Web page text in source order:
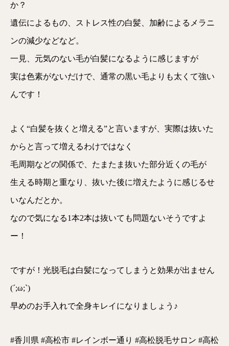
か？
遺伝によるもの、ストレス性の白髪、加齢によるメラニ
ンの減少などなど。
一見、元気のない毛が白髪になるように感じますが
実は色素がないだけで、通常の黒い毛よりも太くて強い
んです！
よく“白髪を抜くと増える”と言いますが、実際は抜いた
からと言って増えるわけではなく
毛周期などの関係で、たまたま抜いた部分近くの毛が
生える時期と重なり、抜いた後に増えたように感じるせ
いなんだとか。
なので気になる1本2本は抜いても問題ないそうですよ
ー！
ですが！光脱毛は白髪になってしまうと効果が出ません
(´;ω;`)
早めのお手入れで全身キレイになりましょう♪
#香川県 #高松市 #レインボー通り #高松脱毛サロン #高松